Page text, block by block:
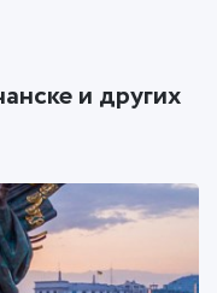
и других